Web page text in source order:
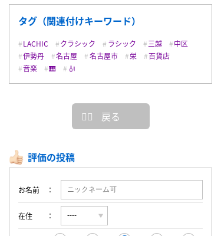
タグ（関連付けキーワード）
LACHIC クラシック ラシック 三越
中区
伊勢丹
名古屋 名古屋市 栄
百貨店
音楽
🎹 🎻
戻る
評価の投稿
お名前
在住